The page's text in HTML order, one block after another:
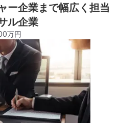
ー企業まで幅広く担当
ル企業
万円